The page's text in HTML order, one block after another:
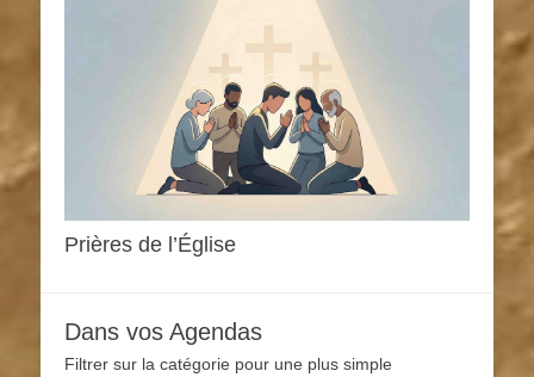
Prières de l’Église
Dans vos Agendas
Filtrer sur la catégorie pour une plus simple
3h00
5h00